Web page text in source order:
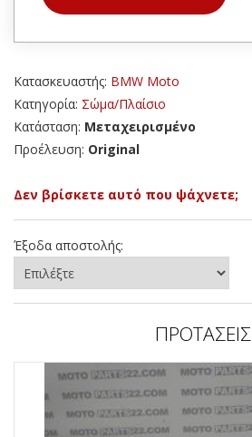
Κατασκευαστής: BMW Moto
Κατηγορία: Σώμα/Πλαίσιο
Κατάσταση: Μεταχειρισμένο
Προέλευση: Original
Δεν βρίσκετε αυτό που ψάχνετε;
Έξοδα αποστολής:
ΠΡΟΤΑΣΕΙΣ